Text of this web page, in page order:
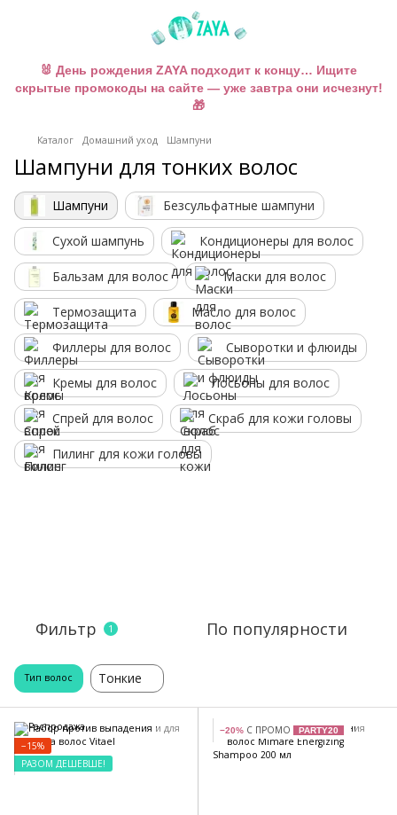
🐰 День рождения ZAYA подходит к концу… Ищите
скрытые промокоды на сайте — уже завтра они исчезнут!
🎁
Каталог Домашний уход Шампуни
Шампуни для тонких волос
Шампуни Безсульфатные шампуни
Сухой шампунь Кондиционеры для волос
Бальзам для волос Маски для волос
Термозащита Масло для волос
Филлеры для волос Сыворотки и флюиды
Кремы для волос Лосьоны для волос
Спрей для волос Скраб для кожи головы
Пилинг для кожи головы
Фильтр 1 По популярности
Тип волос Тонкие
−15%
РАЗОМ ДЕШЕВШЕ!
−20% С ПРОМО PARTY20